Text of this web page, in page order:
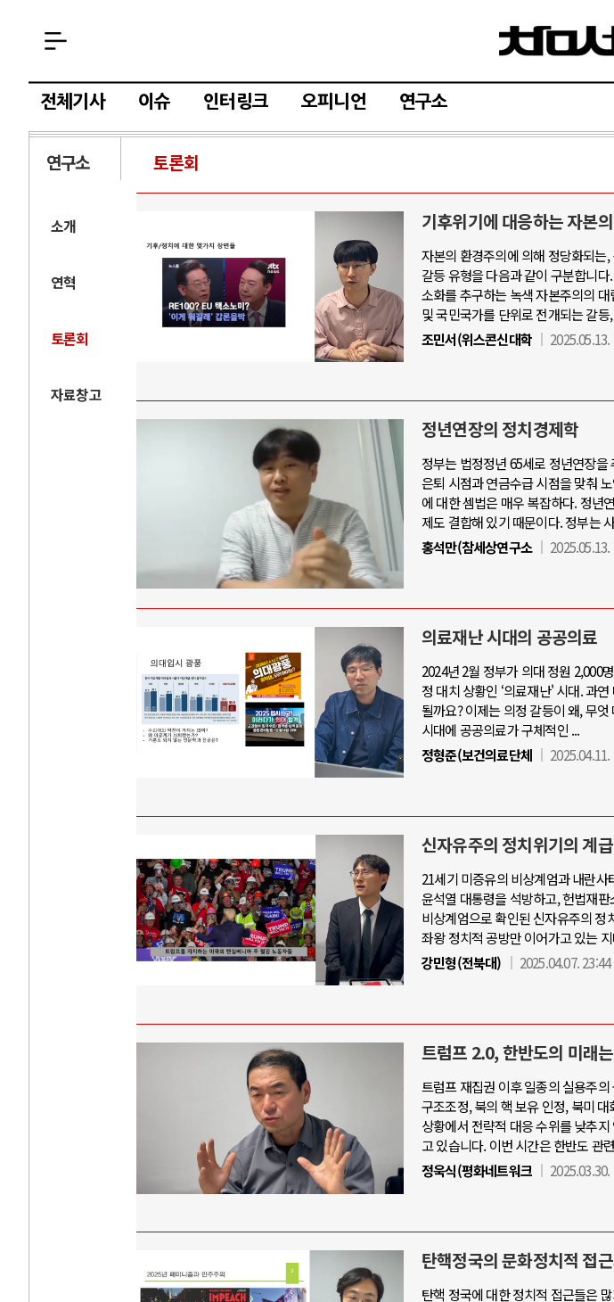
전체기사 이슈 인터링크 오피니언 연구소
연구소 토론회
소개
연혁
토론회
자료창고
기후위기에 대응하는 자본
자본의 환경주의에 의해 정당화되는
갈등 유형을 다음과 같이 구분합니
소화를 추구하는 녹색 자본주의의
및 국민국가를 단위로 전개되는 갈
조민서(위스콘신대학
2025.05.13.
정년연장의 정치경제학
정부는 법정정년 65세로 정년연장
은퇴 시점과 연금수급 시점을 맞춰
에 대한 셈법은 매우 복잡하다. 정년
제도 결합해 있기 때문이다. 정부는
홍석만(참세상연구소
2025.05.13.
의료재난 시대의 공공의료
2024년 2월 정부가 의대 정원 2,000
정 대치 상황인 ‘의료재난' 시대. 과
될까요? 이제는 의정 갈등이 왜, 무
시대에 공공의료가 구체적인 ...
정형준(보건의료단체
2025.04.11.
신자유주의 정치위기의 계
21세기 미증유의 비상계엄과 내란
윤석열 대통령을 석방하고, 헌법재
비상계엄으로 확인된 신자유주의
좌왕 정치적 공방만 이어가고 있는
강민형(전북대)
2025.04.07. 23:44
트럼프 2.0, 한반도의 미래는
트럼프 재집권 이후 일종의 실용주
구조조정, 북의 핵 보유 인정, 북미
상황에서 전략적 대응 수위를 낮추
고 있습니다. 이번 시간은 한반도 관
정욱식(평화네트워크
2025.03.30.
탄핵정국의 문화정치적 접
탄핵 정국에 대한 정치적 접근들은
중국 AI, 저가 공세로 글로벌 토큰 시..
AI 국부펀드 구상 놓고 미국 진보진영 ..
러시아-우크라이나 전쟁
전쟁의 추상화: 우크라이나, 대리전의 역..
EU·우크라이나 드론 협력 직후, 러시아..
우크라이나, 덴마크, 에스토니아, 네덜란..
러·우크라, 대규모 공습 주고받아…민간 ..
호